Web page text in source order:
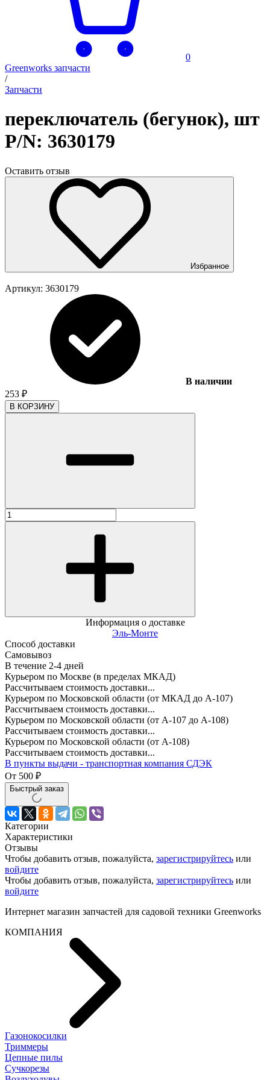
0
Greenworks запчасти
/
Запчасти
переключатель (бегунок), шт
P/N: 3630179
Оставить отзыв
Избранное
Артикул: 3630179
В наличии
253 ₽
В КОРЗИНУ
Информация о доставке
Эль-Монте
Способ доставки
Самовывоз
В течение 2-4 дней
Курьером по Москве (в пределах МКАД)
Рассчитываем стоимость доставки...
Курьером по Московской области (от МКАД до А-107)
Рассчитываем стоимость доставки...
Курьером по Московской области (от А-107 до А-108)
Рассчитываем стоимость доставки...
Курьером по Московской области (от А-108)
Рассчитываем стоимость доставки...
В пункты выдачи - транспортная компания СДЭК
От 500 ₽
Быстрый заказ
Категории
Характеристики
Отзывы
Чтобы добавить отзыв, пожалуйста, зарегистрируйтесь или
войдите
Чтобы добавить отзыв, пожалуйста, зарегистрируйтесь или
войдите
Интернет магазин запчастей для садовой техники Greenworks
КОМПАНИЯ
Газонокосилки
Триммеры
Цепные пилы
Cучкорезы